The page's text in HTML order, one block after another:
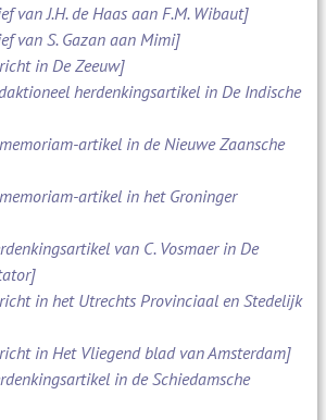
van J.H. de Haas aan F.M. Wibaut]
van S. Gazan aan Mimi]
in De Zeeuw]
herdenkingsartikel in De Indische
artikel in de Nieuwe Zaansche
artikel in het Groninger
van C. Vosmaer in De
in het Utrechts Provinciaal en Stedelijk
in Het Vliegend blad van Amsterdam]
in de Schiedamsche